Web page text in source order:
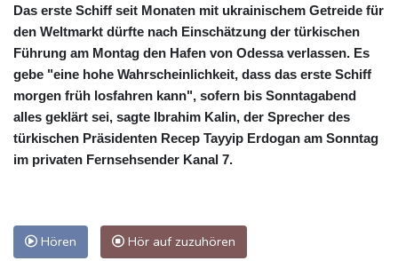
Das erste Schiff seit Monaten mit ukrainischem Getreide für
den Weltmarkt dürfte nach Einschätzung der türkischen
Führung am Montag den Hafen von Odessa verlassen. Es
gebe "eine hohe Wahrscheinlichkeit, dass das erste Schiff
morgen früh losfahren kann", sofern bis Sonntagabend
alles geklärt sei, sagte Ibrahim Kalin, der Sprecher des
türkischen Präsidenten Recep Tayyip Erdogan am Sonntag
im privaten Fernsehsender Kanal 7.
Hören Hör auf zuzuhören